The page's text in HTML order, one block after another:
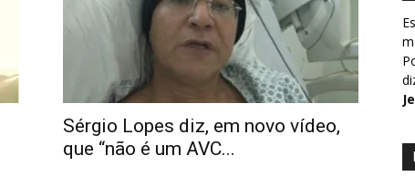
Sérgio Lopes diz, em novo vídeo,
que “não é um AVC...